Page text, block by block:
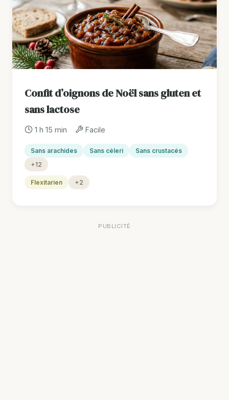
Confit d’oignons de Noël sans gluten et
sans lactose
1 h 15 min Facile
Sans arachides Sans céleri
Sans crustacés
+12
Flexitarien +2
PUBLICITÉ